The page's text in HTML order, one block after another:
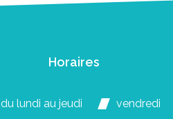
Horaires
du lundi au jeudi vendredi